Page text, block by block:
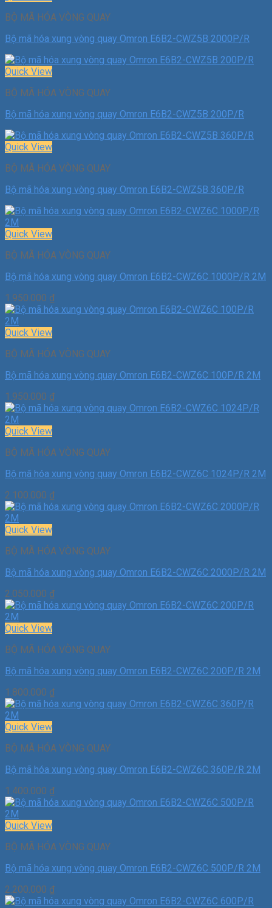
BỘ MÃ HÓA VÒNG QUAY
Bộ mã hóa xung vòng quay Omron E6B2-CWZ5B 2000P/R
Quick View
BỘ MÃ HÓA VÒNG QUAY
Bộ mã hóa xung vòng quay Omron E6B2-CWZ5B 200P/R
Quick View
BỘ MÃ HÓA VÒNG QUAY
Bộ mã hóa xung vòng quay Omron E6B2-CWZ5B 360P/R
Quick View
BỘ MÃ HÓA VÒNG QUAY
Bộ mã hóa xung vòng quay Omron E6B2-CWZ6C 1000P/R 2M
1.950.000 ₫
Quick View
BỘ MÃ HÓA VÒNG QUAY
Bộ mã hóa xung vòng quay Omron E6B2-CWZ6C 100P/R 2M
1.950.000 ₫
Quick View
BỘ MÃ HÓA VÒNG QUAY
Bộ mã hóa xung vòng quay Omron E6B2-CWZ6C 1024P/R 2M
2.100.000 ₫
Quick View
BỘ MÃ HÓA VÒNG QUAY
Bộ mã hóa xung vòng quay Omron E6B2-CWZ6C 2000P/R 2M
2.050.000 ₫
Quick View
BỘ MÃ HÓA VÒNG QUAY
Bộ mã hóa xung vòng quay Omron E6B2-CWZ6C 200P/R 2M
1.800.000 ₫
Quick View
BỘ MÃ HÓA VÒNG QUAY
Bộ mã hóa xung vòng quay Omron E6B2-CWZ6C 360P/R 2M
1.400.000 ₫
Quick View
BỘ MÃ HÓA VÒNG QUAY
Bộ mã hóa xung vòng quay Omron E6B2-CWZ6C 500P/R 2M
2.200.000 ₫